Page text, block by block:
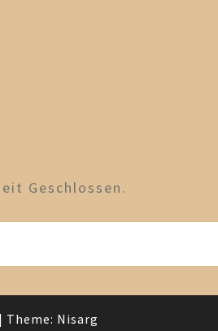
Geschlossen.
| Theme: Nisarg